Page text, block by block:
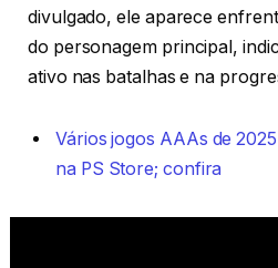
divulgado, ele aparece
do personagem principal,
ativo nas batalhas e na
Vários jogos AAAs de
na PS Store; confira